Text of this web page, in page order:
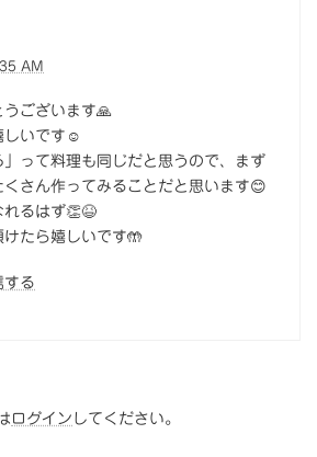
AM
うございます🙏
しいです☺️
」って料理も同じだと思うので、まず
くさん作ってみることだと思います😊
れるはず👏😆
けたら嬉しいです🤲
する
ログイン してください。